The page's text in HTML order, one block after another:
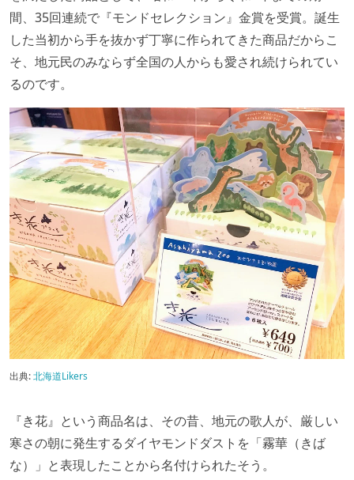
間、35回連続で『モンドセレクション』金賞を受賞。誕生
した当初から手を抜かず丁寧に作られてきた商品だからこ
そ、地元民のみならず全国の人からも愛され続けられてい
るのです。
出典:北海道Likers
『き花』という商品名は、その昔、地元の歌人が、厳しい
寒さの朝に発生するダイヤモンドダストを「霧華（きば
な）」と表現したことから名付けられたそう。